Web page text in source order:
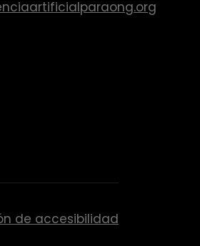
de accesibilidad